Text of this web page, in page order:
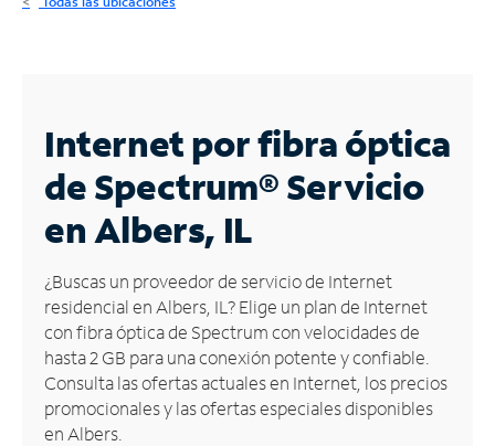
Business
Contáctanos
Inglés
Administrar
cuenta
Encuentra
una
tienda
Internet por fibra óptica
de Spectrum®Servicio
en Albers, IL
¿Buscas un proveedor de servicio de Internet
residencial en Albers, IL? Elige un plan de Internet
con fibra óptica de Spectrum con velocidades de
hasta 2 GB para una conexión potente y confiable.
Consulta las ofertas actuales en Internet, los precios
promocionales y las ofertas especiales disponibles
en Albers.